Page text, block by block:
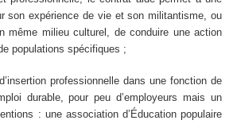
son expérience de vie et son militantisme, ou
même milieu culturel, de conduire une action
populations spécifiques ;
professionnelle dans une fonction de
durable, pour peu d’employeurs mais un
: une association d’Éducation populaire